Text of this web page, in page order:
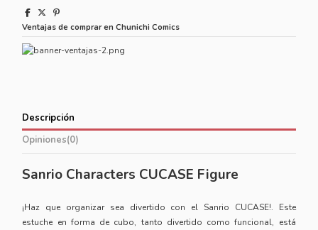
Ventajas de comprar en Chunichi Comics
Descripción
Opiniones(0)
Sanrio Characters CUCASE Figure
¡Haz que organizar sea divertido con el Sanrio CUCASE!. Este
estuche en forma de cubo, tanto divertido como funcional, está